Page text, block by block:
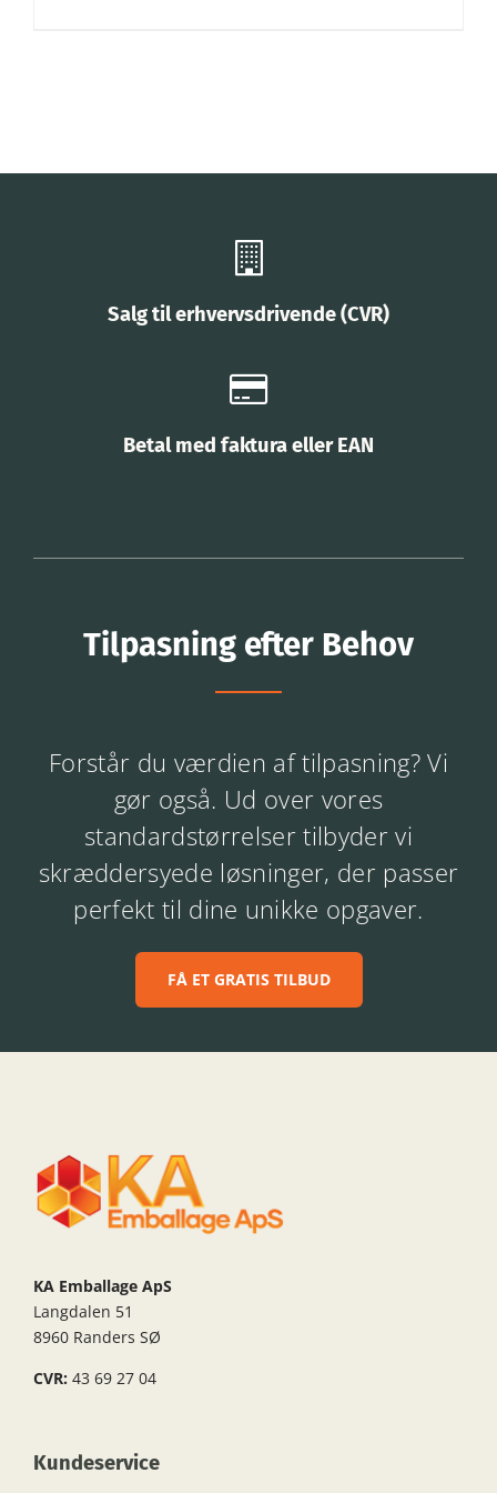
Salg til erhvervsdrivende (CVR)
Betal med faktura eller EAN
Tilpasning efter Behov
Forstår du værdien af tilpasning? Vi
gør også. Ud over vores
standardstørrelser tilbyder vi
skræddersyede løsninger, der passer
perfekt til dine unikke opgaver.
FÅ ET GRATIS TILBUD
KA Emballage ApS
Langdalen 51
8960 Randers SØ
CVR: 43 69 27 04
Kundeservice